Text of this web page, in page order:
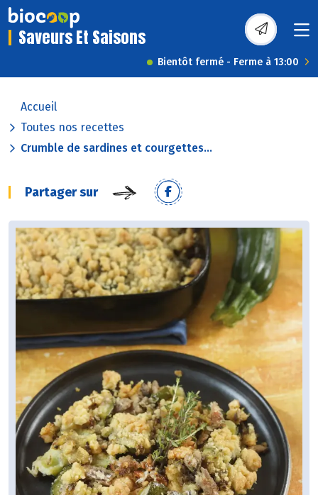
Saveurs Et Saisons
Bientôt fermé - Ferme à 13:00
Accueil
Toutes nos recettes
Crumble de sardines et courgettes...
Partager sur